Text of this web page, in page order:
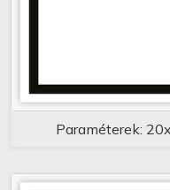
Paraméterek: